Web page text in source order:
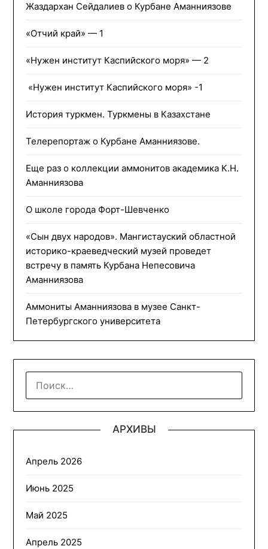
Жаздархан Сейдалиев о Курбане Аманниязове
«Отчий край» — 1
«Нужен институт Каспийского моря» — 2
«Нужен институт Каспийского моря» -1
История туркмен. Туркмены в Казахстане
Телерепортаж о Курбане Аманниязове.
Еще раз о коллекции аммонитов академика К.Н.
Аманниязова
О школе города Форт-Шевченко
«Сын двух народов». Мангистауский областной
историко-краеведческий музей проведет
встречу в память Курбана Непесовича
Аманниязова
Аммониты Аманниязова в музее Санкт-
Петербургского университета
АРХИВЫ
Апрель 2026
Июнь 2025
Май 2025
Апрель 2025